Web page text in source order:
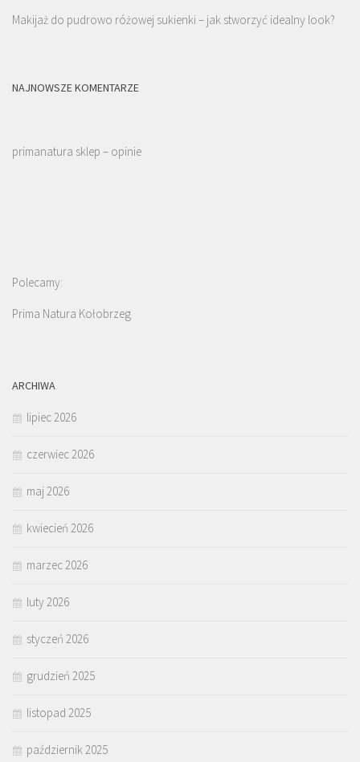
Makijaż do pudrowo różowej sukienki – jak stworzyć idealny look?
NAJNOWSZE KOMENTARZE
primanatura sklep – opinie
Polecamy:
Prima Natura Kołobrzeg
ARCHIWA
lipiec 2026
czerwiec 2026
maj 2026
kwiecień 2026
marzec 2026
luty 2026
styczeń 2026
grudzień 2025
listopad 2025
październik 2025